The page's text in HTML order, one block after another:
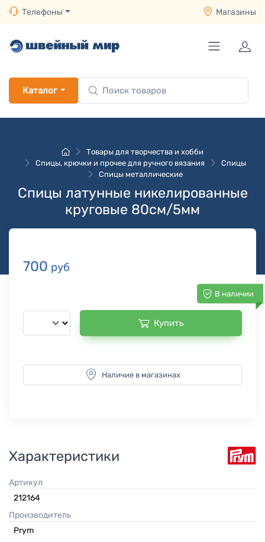
Телефоны Магазины
Каталог
Товары для творчества и хобби
Спицы, крючки и прочее для ручного вязания
Спицы
Спицы металлические
Спицы латунные никелированные
круговые 80см/5мм
700 руб
В наличии
Купить
Наличие в магазинах
Характеристики
Артикул
212164
Производитель
Prym